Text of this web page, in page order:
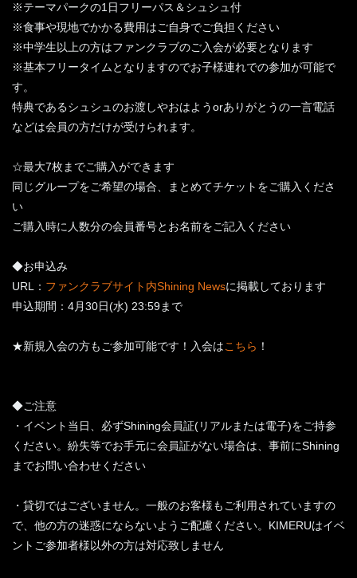
※テーマパークの1日フリーパス＆シュシュ付
※食事や現地でかかる費用はご自身でご負担ください
※中学生以上の方はファンクラブのご入会が必要となります
※基本フリータイムとなりますのでお子様連れでの参加が可能で
す。
特典であるシュシュのお渡しやおはようorありがとうの一言電話
などは会員の方だけが受けられます。
☆最大7枚までご購入ができます
同じグループをご希望の場合、まとめてチケットをご購入くださ
い
ご購入時に人数分の会員番号とお名前をご記入ください
◆お申込み
URL： ファンクラブサイト内Shining Newsに掲載しております
申込期間：4月30日(水) 23:59まで
★新規入会の方もご参加可能です！入会はこちら ！
◆ご注意
・イベント当日、必ずShining会員証(リアルまたは電子)をご持参
ください。紛失等でお手元に会員証がない場合は、事前にShining
までお問い合わせください
・貸切ではございません。一般のお客様もご利用されていますの
で、他の方の迷惑にならないようご配慮ください。KIMERUはイベ
ントご参加者様以外の方は対応致しません